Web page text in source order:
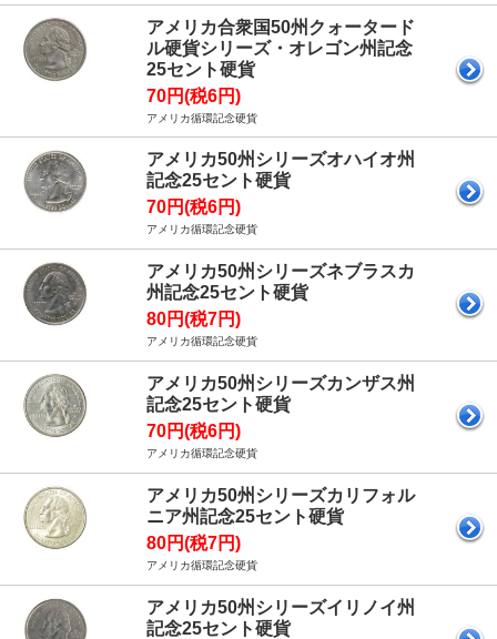
アメリカ合衆国50州クォータード
ル硬貨シリーズ・オレゴン州記念
25セント硬貨
70円(税6円)
アメリカ循環記念硬貨
アメリカ50州シリーズオハイオ州
記念25セント硬貨
70円(税6円)
アメリカ循環記念硬貨
アメリカ50州シリーズネブラスカ
州記念25セント硬貨
80円(税7円)
アメリカ循環記念硬貨
アメリカ50州シリーズカンザス州
記念25セント硬貨
70円(税6円)
アメリカ循環記念硬貨
アメリカ50州シリーズカリフォル
ニア州記念25セント硬貨
80円(税7円)
アメリカ循環記念硬貨
アメリカ50州シリーズイリノイ州
記念25セント硬貨